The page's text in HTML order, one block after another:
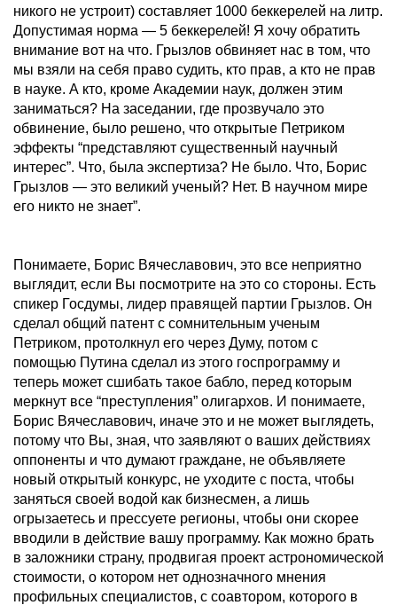
никого не устроит) составляет 1000 беккерелей на литр.
Допустимая норма — 5 беккерелей! Я хочу обратить
внимание вот на что. Грызлов обвиняет нас в том, что
мы взяли на себя право судить, кто прав, а кто не прав
в науке. А кто, кроме Академии наук, должен этим
заниматься? На заседании, где прозвучало это
обвинение, было решено, что открытые Петриком
эффекты “представляют существенный научный
интерес”. Что, была экспертиза? Не было. Что, Борис
Грызлов — это великий ученый? Нет. В научном мире
его никто не знает”.
Понимаете, Борис Вячеславович, это все неприятно
выглядит, если Вы посмотрите на это со стороны. Есть
спикер Госдумы, лидер правящей партии Грызлов. Он
сделал общий патент с сомнительным ученым
Петриком, протолкнул его через Думу, потом с
помощью Путина сделал из этого госпрограмму и
теперь может сшибать такое бабло, перед которым
меркнут все “преступления” олигархов. И понимаете,
Борис Вячеславович, иначе это и не может выглядеть,
потому что Вы, зная, что заявляют о ваших действиях
оппоненты и что думают граждане, не объявляете
новый открытый конкурс, не уходите с поста, чтобы
заняться своей водой как бизнесмен, а лишь
огрызаетесь и прессуете регионы, чтобы они скорее
вводили в действие вашу программу. Как можно брать
в заложники страну, продвигая проект астрономической
стоимости, о котором нет однозначного мнения
профильных специалистов, с соавтором, которого в